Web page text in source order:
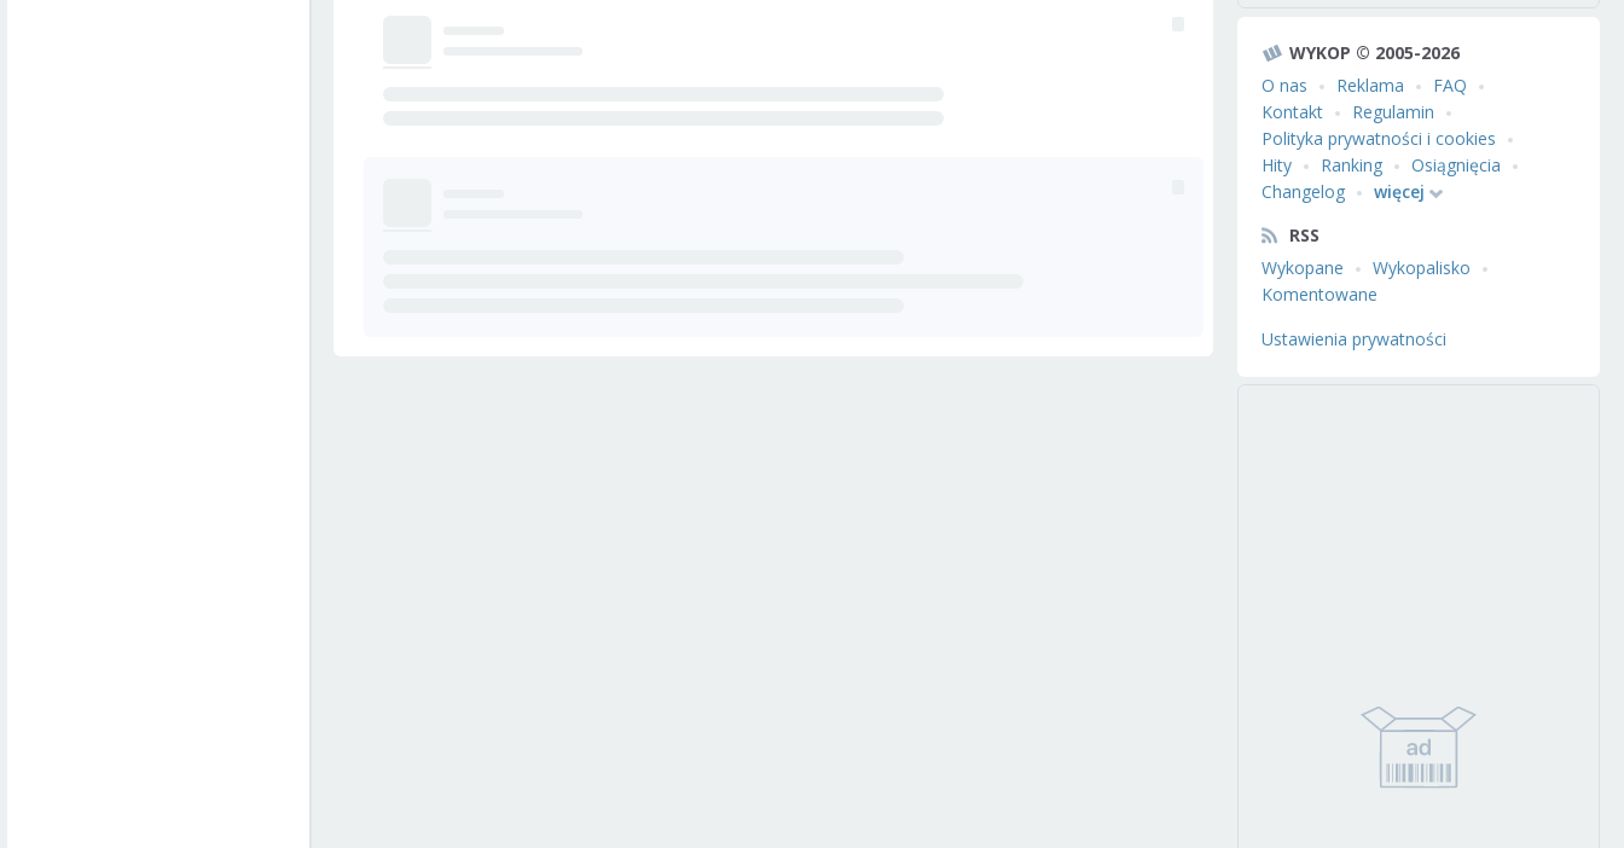
WYKOP © 2005-2026
O nas
Reklama
FAQ
Kontakt
Regulamin
Polityka prywatności i cookies
Hity
Ranking
Osiągnięcia
Changelog
więcej
RSS
Wykopane
Wykopalisko
Komentowane
Ustawienia prywatności